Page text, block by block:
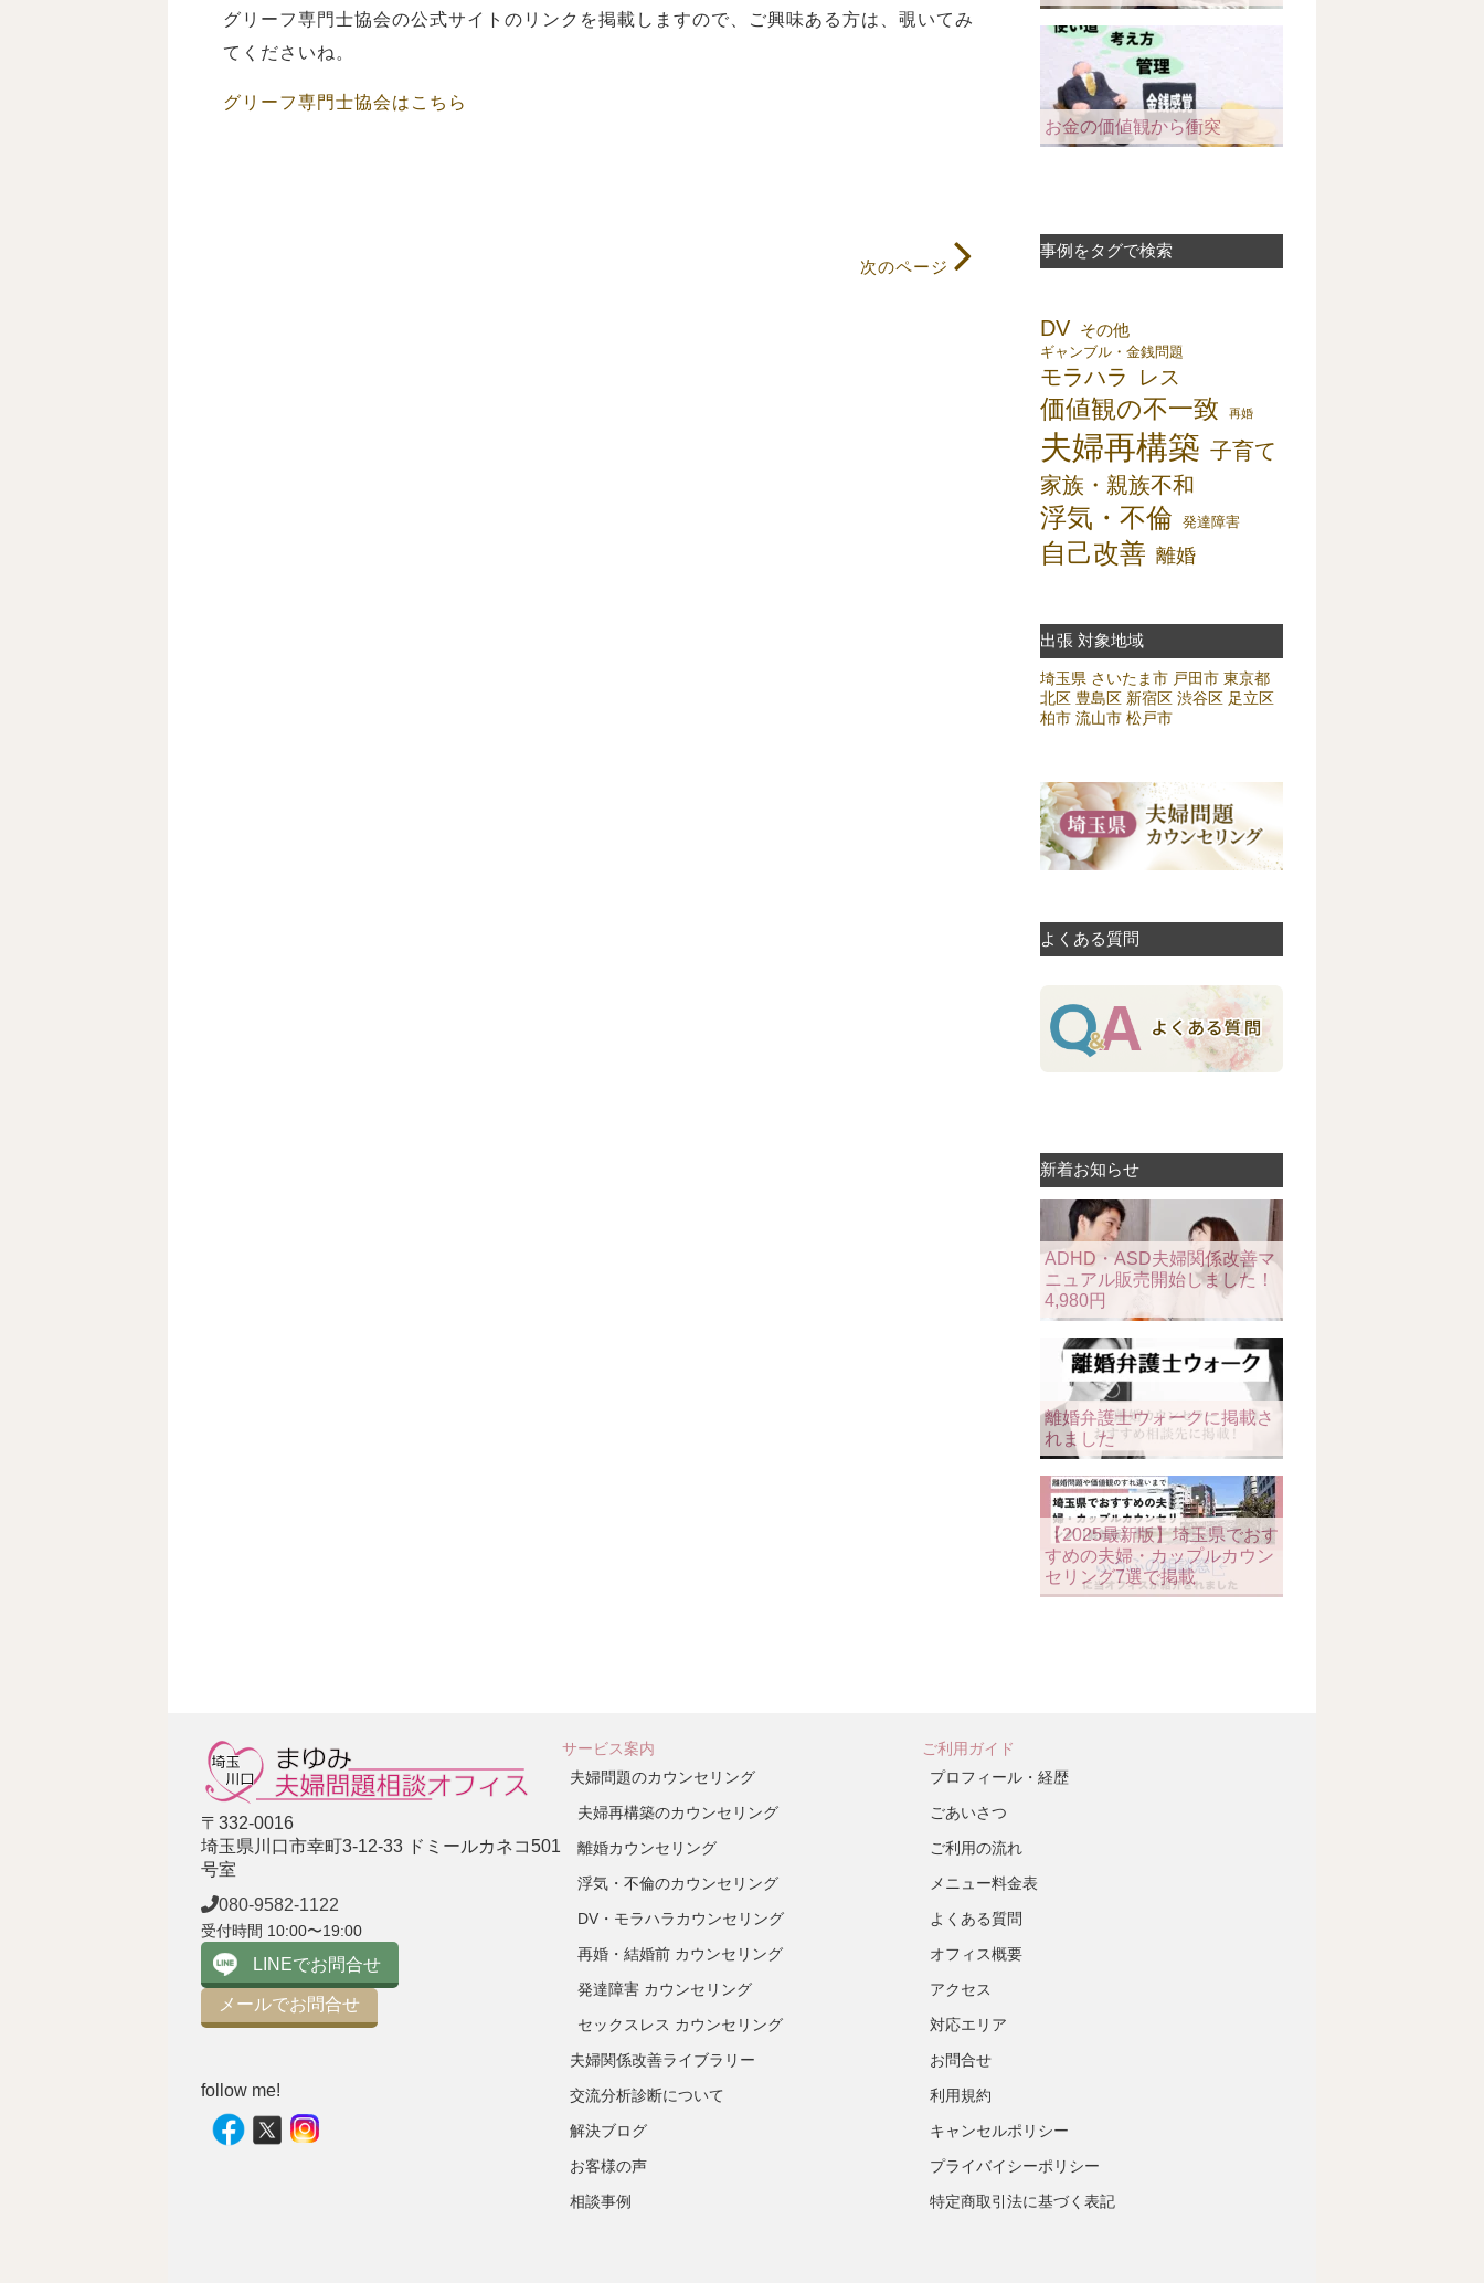
グリーフ専門士協会の公式サイトのリンクを掲載しますので、ご興味ある方は、覗いてみ
てくださいね。
グリーフ専門士協会はこちら
次のページ
お金の価値観から衝突
事例をタグで検索
DV その他
ギャンブル・金銭問題
モラハラ レス
価値観の不一致 再婚
夫婦再構築 子育て
家族・親族不和
浮気・不倫 発達障害
自己改善 離婚
出張 対象地域
埼玉県 さいたま市 戸田市 東京都
北区 豊島区 新宿区 渋谷区 足立区
柏市 流山市 松戸市
よくある質問
新着お知らせ
ADHD・ASD夫婦関係改善マ
ニュアル販売開始しました！
4,980円
離婚弁護士ウォークに掲載さ
れました
【2025最新版】埼玉県でおす
すめの夫婦・カップルカウン
セリング7選で掲載
〒332-0016
埼玉県川口市幸町3-12-33 ドミールカネコ501
号室
080-9582-1122
受付時間 10:00〜19:00
LINEでお問合せ
メールでお問合せ
follow me!
サービス案内
夫婦問題のカウンセリング
夫婦再構築のカウンセリング
離婚カウンセリング
浮気・不倫のカウンセリング
DV・モラハラカウンセリング
再婚・結婚前 カウンセリング
発達障害 カウンセリング
セックスレス カウンセリング
夫婦関係改善ライブラリー
交流分析診断について
解決ブログ
お客様の声
相談事例
ご利用ガイド
プロフィール・経歴
ごあいさつ
ご利用の流れ
メニュー料金表
よくある質問
オフィス概要
アクセス
対応エリア
お問合せ
利用規約
キャンセルポリシー
プライバイシーポリシー
特定商取引法に基づく表記